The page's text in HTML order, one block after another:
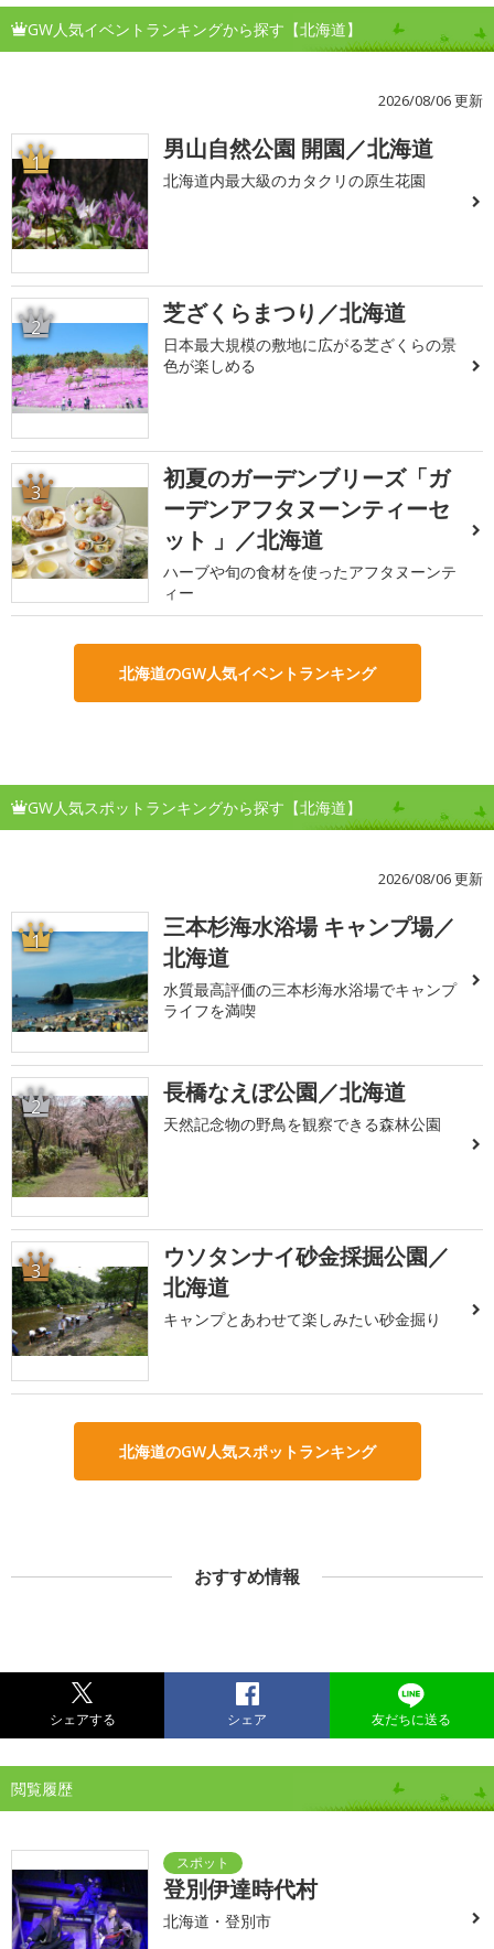
GW人気イベントランキングから探す【北海道】
2026/08/06 更新
1 男山自然公園 開園／北海道
北海道内最大級のカタクリの原生花園
2 芝ざくらまつり／北海道
日本最大規模の敷地に広がる芝ざくらの景
色が楽しめる
3
初夏のガーデンブリーズ「ガ
ーデンアフタヌーンティーセ
ット 」／北海道
ハーブや旬の食材を使ったアフタヌーンテ
ィー
北海道のGW人気イベントランキング
GW人気スポットランキングから探す【北海道】
2026/08/06 更新
1
三本杉海水浴場 キャンプ場／
北海道
水質最高評価の三本杉海水浴場でキャンプ
ライフを満喫
2 長橋なえぼ公園／北海道
天然記念物の野鳥を観察できる森林公園
3
ウソタンナイ砂金採掘公園／
北海道
キャンプとあわせて楽しみたい砂金掘り
北海道のGW人気スポットランキング
おすすめ情報
シェアする シェア 友だちに送る
閲覧履歴
登別伊達時代村
北海道・登別市